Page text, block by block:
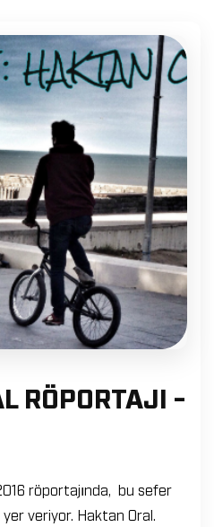
RÖPORTAJI -
röportajında, bu sefer
veriyor. Haktan Oral.